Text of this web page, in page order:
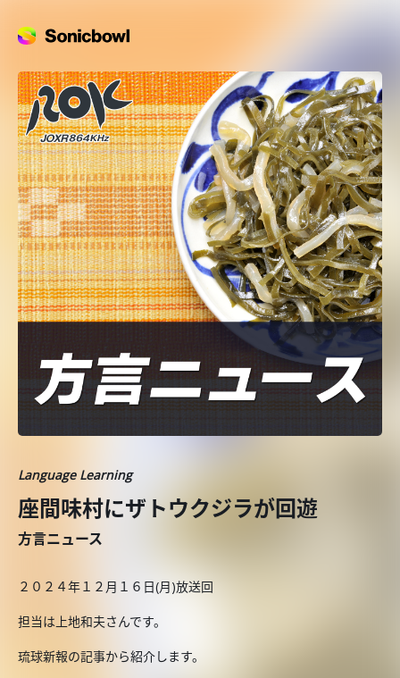
Language Learning
座間味村にザトウクジラが回遊
方言ニュース
２０２４年１２月１６日(月)放送回
担当は上地和夫さんです。
琉球新報の記事から紹介します。